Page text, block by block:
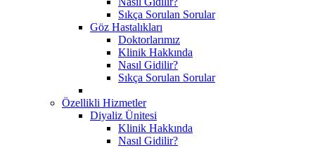
Sıkça Sorulan Sorular
Göz Hastalıkları
Doktorlarımız
Klinik Hakkında
Nasıl Gidilir?
Sıkça Sorulan Sorular
Özellikli Hizmetler
Diyaliz Ünitesi
Klinik Hakkında
Nasıl Gidilir?